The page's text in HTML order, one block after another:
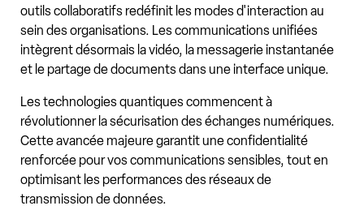
outils collaboratifs redéfinit les modes d'interaction au
sein des organisations. Les communications unifiées
intègrent désormais la vidéo, la messagerie instantanée
et le partage de documents dans une interface unique.
Les technologies quantiques commencent à
révolutionner la sécurisation des échanges numériques.
Cette avancée majeure garantit une confidentialité
renforcée pour vos communications sensibles, tout en
optimisant les performances des réseaux de
transmission de données.